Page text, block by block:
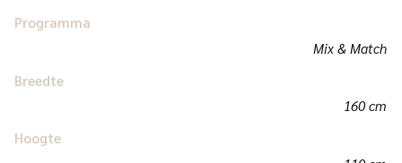
Programma
Mix & Match
Breedte
160 cm
Hoogte